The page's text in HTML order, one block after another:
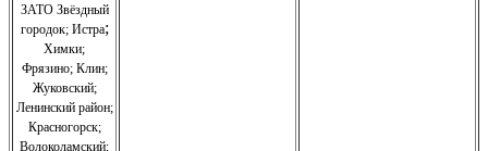
ЗАТО Звёздный
городок; Истра;
Химки;
Фрязино;Клин;
Жуковский;
Ленинский район;
Красногорск;
Волоколамский;